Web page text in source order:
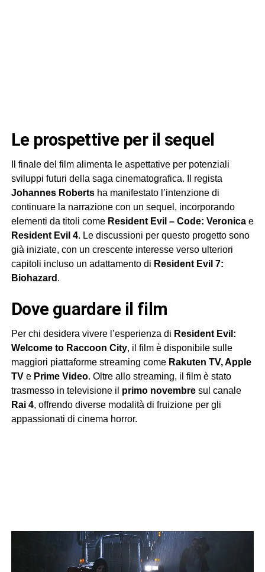
le prospettive per il sequel
Il finale del film alimenta le aspettative per potenziali
sviluppi futuri della saga cinematografica. Il regista
Johannes Robertsha manifestato l’intenzione di
continuare la narrazione con un sequel, incorporando
elementi da titoli come Resident Evil – Code: Veronicae
Resident Evil 4. Le discussioni per questo progetto sono
già iniziate, con un crescente interesse verso ulteriori
capitoli incluso un adattamento di Resident Evil 7:
Biohazard .
dove guardare il film
Per chi desidera vivere l’esperienza di Resident Evil:
Welcome to Raccoon City, il film è disponibile sulle
maggiori piattaforme streaming come Rakuten TV, Apple
TVe Prime Video. Oltre allo streaming, il film è stato
trasmesso in televisione il primo novembresul canale
Rai 4, offrendo diverse modalità di fruizione per gli
appassionati di cinema horror.